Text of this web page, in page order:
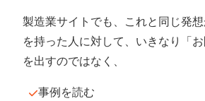
製造業サイトでも、これと同じ発
を持った人に対して、いきなり「
を出すのではなく、
事例を読む